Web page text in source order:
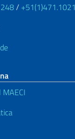
/ +51(1)471.1021